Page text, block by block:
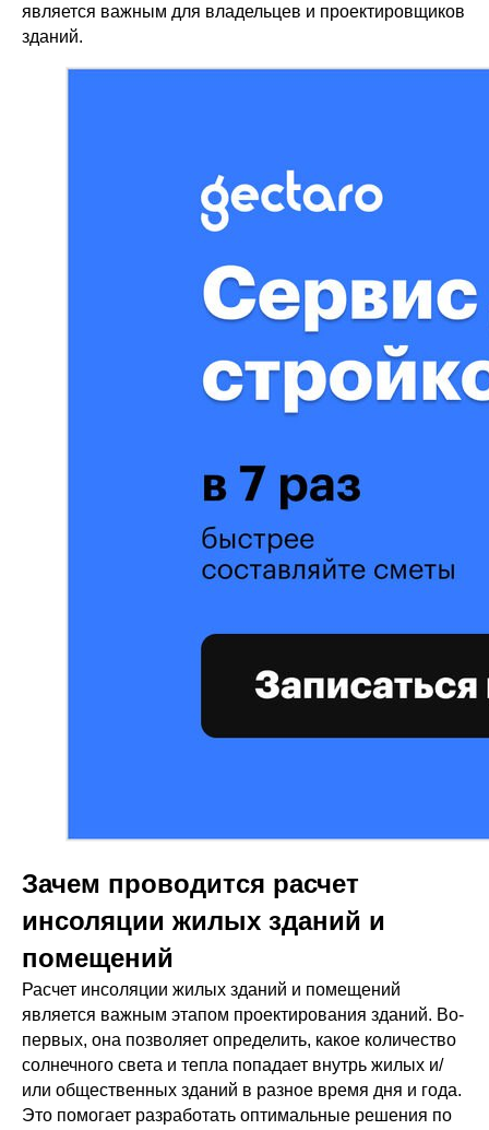
является важным для владельцев и проектировщиков
зданий.
Зачем проводится расчет
инсоляции жилых зданий и
помещений
Расчет инсоляции жилых зданий и помещений
является важным этапом проектирования зданий. Во-
первых, она позволяет определить, какое количество
солнечного света и тепла попадает внутрь жилых и/
или общественных зданий в разное время дня и года.
Это помогает разработать оптимальные решения по